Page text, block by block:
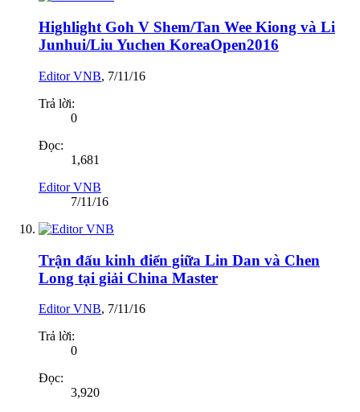
Highlight Goh V Shem/Tan Wee Kiong và Li
Junhui/Liu Yuchen KoreaOpen2016
Editor VNB, 7/11/16
Trả lời:
0
Đọc:
1,681
Editor VNB
7/11/16
Trận đấu kinh điển giữa Lin Dan và Chen
Long tại giải China Master
Editor VNB, 7/11/16
Trả lời:
0
Đọc:
3,920